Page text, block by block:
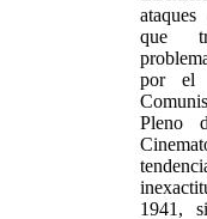
que
por el
Pleno
1941,